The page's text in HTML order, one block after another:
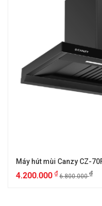
Máy hút mùi Canzy CZ-
4.200.000 ₫ 6.800.000₫